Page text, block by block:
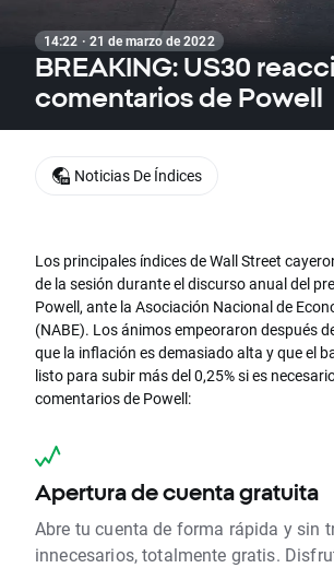
14:22 · 21 de marzo de 2022
BREAKING: US30
comentarios de Powell
Los principales índices de Wall Street
de la sesión durante el discurso anual del
Powell, ante la Asociación Nacional de
(NABE). Los ánimos empeoraron después
que la inflación es demasiado alta y que el
listo para subir más del 0,25% si es
comentarios de Powell:
Apertura de cuenta gratuita
Abre tu cuenta de forma rápida y sin
innecesarios, totalmente gratis.
Noticias De Índices